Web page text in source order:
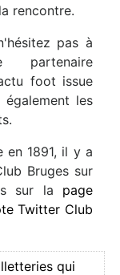
rencontre.
pas à
foot issue
les
en 1891, il y a
Bruges sur
sur la page
Twitter Club
qui